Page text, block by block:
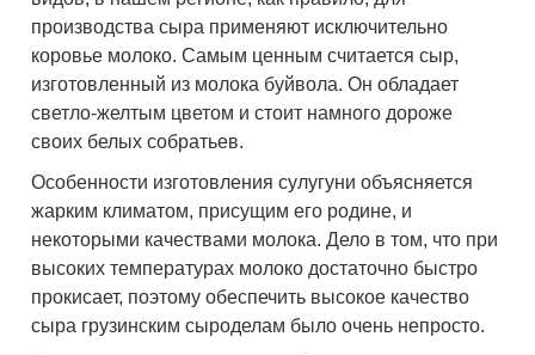
производства сыра применяют исключительно
коровье молоко. Самым ценным считается сыр,
изготовленный из молока буйвола. Он обладает
светло-желтым цветом и стоит намного дороже
своих белых собратьев.
Особенности изготовления сулугуни объясняется
жарким климатом, присущим его родине, и
некоторыми качествами молока. Дело в том, что при
высоких температурах молоко достаточно быстро
прокисает, поэтому обеспечить высокое качество
сыра грузинским сыроделам было очень непросто.